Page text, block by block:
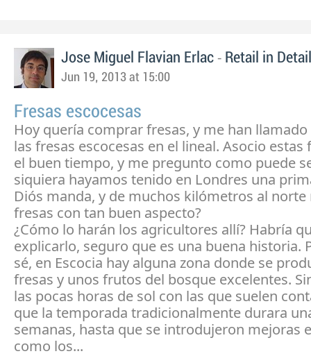
Jose Miguel Flavian Erlac - Retail in Detail
Jun 19, 2013 at 15:00
Fresas escocesas
Hoy quería comprar fresas, y me han
las fresas escocesas en el lineal. Asocio estas
el buen tiempo, y me pregunto como puede
siquiera hayamos tenido en Londres una
Diós manda, y de muchos kilómetros al
fresas con tan buen aspecto?
¿Cómo lo harán los agricultores allí? Habría
explicarlo, seguro que es una buena historia.
sé, en Escocia hay alguna zona donde se
fresas y unos frutos del bosque excelentes.
las pocas horas de sol con las que suelen
que la temporada tradicionalmente durara
semanas, hasta que se introdujeron mejoras
como los...